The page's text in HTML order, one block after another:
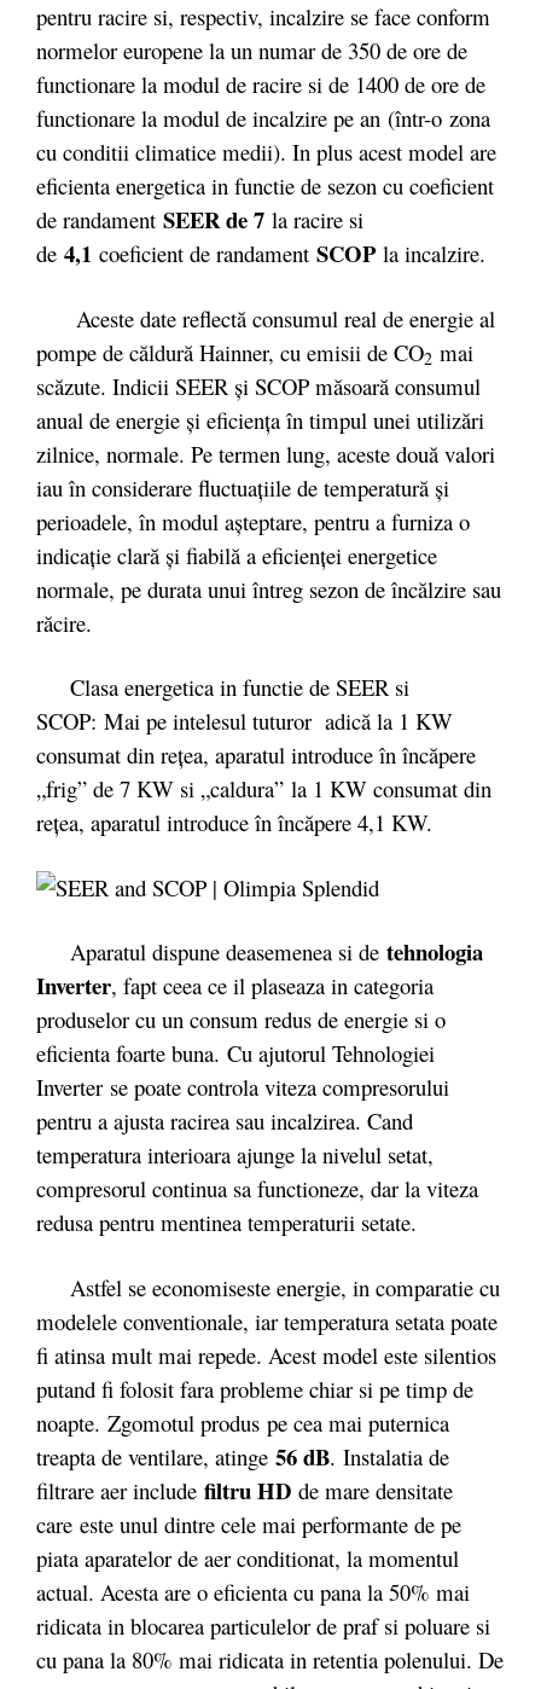
pentru racire si, respectiv, incalzire se face conform
normelor europene la un numar de 350 de ore de
functionare la modul de racire si de 1400 de ore de
functionare la modul de incalzire pe an (într-o zona
cu conditii climatice medii). In plus acest model are
eficienta energetica in functie de sezon cu coeficient
de randament SEER de 7 la racire si
de 4,1 coeficient de randament SCOPla incalzire.
Aceste date reflectă consumul real de energie al
pompe de căldură Hainner, cu emisii de CO2 mai
scăzute. Indicii SEER şi SCOP măsoară consumul
anual de energie şi eficienţa în timpul unei utilizări
zilnice, normale. Pe termen lung, aceste două valori
iau în considerare fluctuaţiile de temperatură şi
perioadele, în modul aşteptare, pentru a furniza o
indicaţie clară şi fiabilă a eficienţei energetice
normale, pe durata unui întreg sezon de încălzire sau
răcire.
Clasa energetica in functie de SEER si
SCOP: Mai pe intelesul tuturor adică la 1 KW
consumat din reţea, aparatul introduce în încăpere
„frig” de 7 KW si „caldura” la 1 KW consumat din
reţea, aparatul introduce în încăpere 4,1 KW.
Aparatul dispune deasemenea si de tehnologia
Inverter, fapt ceea ce il plaseaza in categoria
produselor cu un consum redus de energie si o
eficienta foarte buna. Cu ajutorul Tehnologiei
Inverter se poate controla viteza compresorului
pentru a ajusta racirea sau incalzirea. Cand
temperatura interioara ajunge la nivelul setat,
compresorul continua sa functioneze, dar la viteza
redusa pentru mentinea temperaturii setate.
Astfel se economiseste energie, in comparatie cu
modelele conventionale, iar temperatura setata poate
fi atinsa mult mai repede. Acest model este silentios
putand fi folosit fara probleme chiar si pe timp de
noapte. Zgomotul produs pe cea mai puternica
treapta de ventilare, atinge 56 dB. Instalatia de
filtrare aer include filtru HD de mare densitate
care este unul dintre cele mai performante de pe
piata aparatelor de aer conditionat, la momentul
actual. Acesta are o eficienta cu pana la 50% mai
ridicata in blocarea particulelor de praf si poluare si
cu pana la 80% mai ridicata in retentia polenului. De